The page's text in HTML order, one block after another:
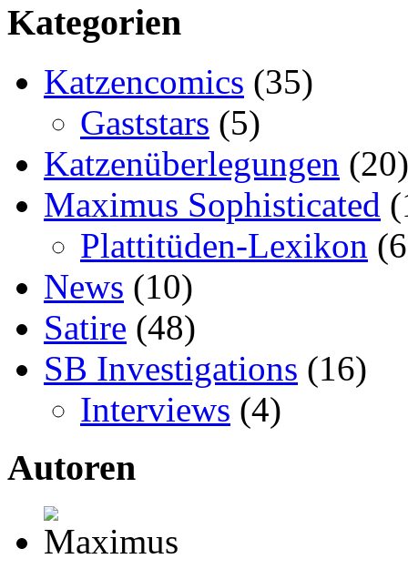
Kategorien
Katzencomics (35)
Gaststars (5)
Katzenüberlegungen (20)
Maximus Sophisticated
Plattitüden-Lexikon
News (10)
Satire (48)
SB Investigations (16)
Interviews (4)
Autoren